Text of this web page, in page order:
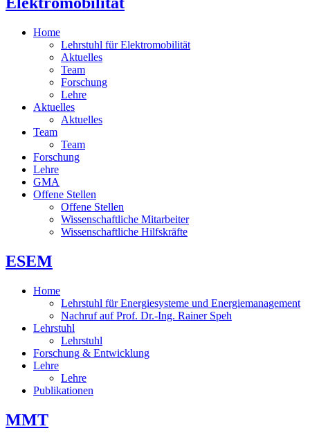
Home
Lehrstuhl für Elektromobilität
Aktuelles
Team
Forschung
Lehre
Aktuelles
Aktuelles
Team
Team
Forschung
Lehre
GMA
Offene Stellen
Offene Stellen
Wissenschaftliche Mitarbeiter
Wissenschaftliche Hilfskräfte
ESEM
Home
Lehrstuhl für Energiesysteme und Energiemanagement
Nachruf auf Prof. Dr.-Ing. Rainer Speh
Lehrstuhl
Lehrstuhl
Forschung & Entwicklung
Lehre
Lehre
Publikationen
MMT